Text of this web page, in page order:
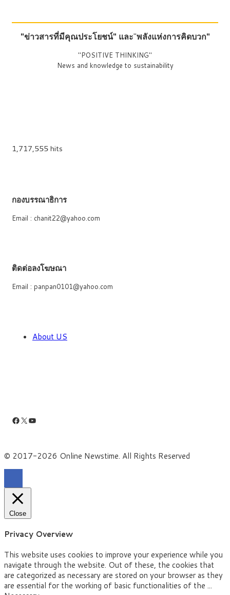
"ข่าวสารที่มีคุณประโยชน์" และ"พลังแห่งการคิดบวก"
"POSITIVE THINKING"
News and knowledge to sustainability
1,717,555 hits
กองบรรณาธิการ
Email : chanit22@yahoo.com
ติดต่อลงโฆษณา
Email : panpan0101@yahoo.com
About US
Facebook
X YouTube
© 2017-2026 Online Newstime. All Rights Reserved
Close
Privacy Overview
This website uses cookies to improve your experience while you
navigate through the website. Out of these, the cookies that
are categorized as necessary are stored on your browser as they
are essential for the working of basic functionalities of the ...